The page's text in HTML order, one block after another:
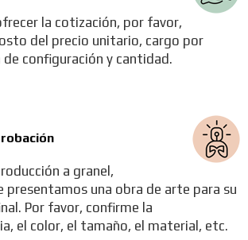
la cotización, por favor,
del precio unitario, cargo por
configuración y cantidad.
a granel,
presentamos una obra de arte para su
Por favor, confirme la
el color, el tamaño, el material, etc.